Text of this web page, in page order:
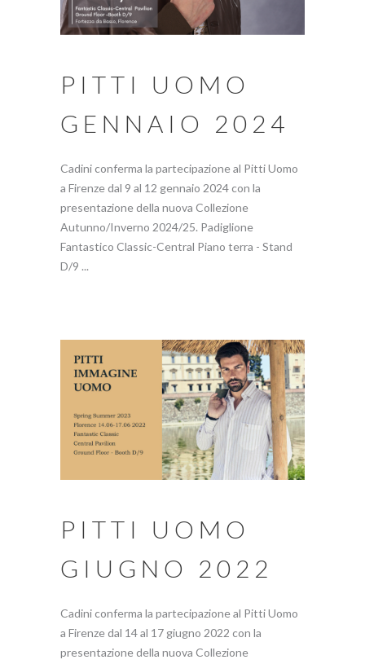
PITTI UOMO
GENNAIO 2024
Cadini conferma la partecipazione al Pitti Uomo
a Firenze dal 9 al 12 gennaio 2024 con la
presentazione della nuova Collezione
Autunno/Inverno 2024/25. Padiglione
Fantastico Classic-Central Piano terra - Stand
D/9 ...
PITTI UOMO
GIUGNO 2022
Cadini conferma la partecipazione al Pitti Uomo
a Firenze dal 14 al 17 giugno 2022 con la
presentazione della nuova Collezione